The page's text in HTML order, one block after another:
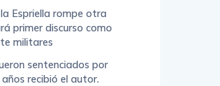
Espriella rompe otra
primer discurso como
militares
sentenciados por
recibió el autor.